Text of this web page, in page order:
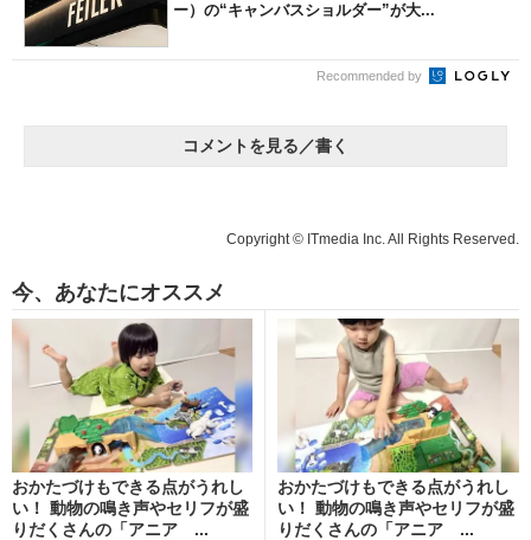
ー）の“キャンバスショルダー”が大...
Recommended by
コメントを見る／書く
Copyright © ITmedia Inc. All Rights Reserved.
今、あなたにオススメ
おかたづけもできる点がうれし
い！ 動物の鳴き声やセリフが盛
りだくさんの「アニア ...
おかたづけもできる点がうれし
い！ 動物の鳴き声やセリフが盛
りだくさんの「アニア ...